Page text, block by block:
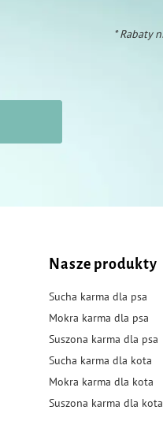
* Rabaty
Nasze produkty
Sucha karma dla psa
Mokra karma dla psa
Suszona karma dla psa
Sucha karma dla kota
Mokra karma dla kota
Suszona karma dla kota